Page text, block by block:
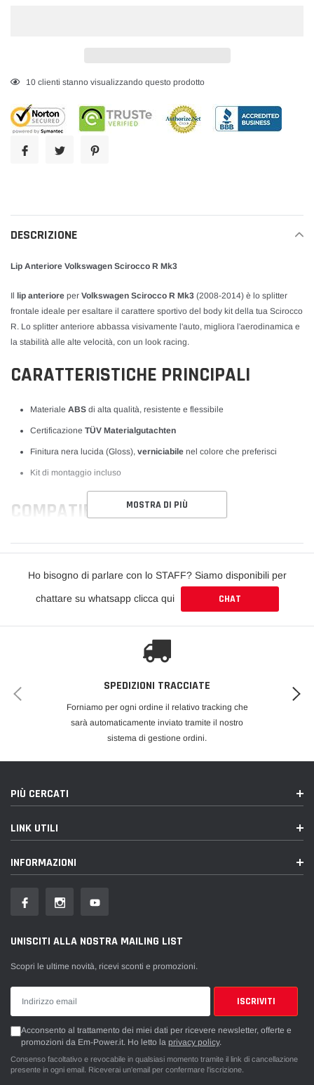
Inserimento
prodotto
nel
10 clienti stanno visualizzando questo prodotto
DESCRIZIONE
Lip Anteriore Volkswagen Scirocco R Mk3
Il lip anteriore per Volkswagen Scirocco R Mk3 (2008-2014) è lo splitter
frontale ideale per esaltare il carattere sportivo del body kit della tua Scirocco
R. Lo splitter anteriore abbassa visivamente l'auto, migliora l'aerodinamica e
la stabilità alle alte velocità, con un look racing.
CARATTERISTICHE PRINCIPALI
Materiale ABS di alta qualità, resistente e flessibile
Certificazione TÜV Materialgutachten
Finitura nera lucida (Gloss), verniciabile nel colore che preferisci
Kit di montaggio incluso
COMPATIBILITÀ
Volkswagen Scirocco R Mk3 (2008-2014)
DOMANDE FREQUENTI
componente, comprende viti, bulloni e biadesivo 3M. Consigliamo il
montaggio da parte di personale esperto.
Il prodotto è già verniciato?
Viene fornito in ABS nero lucido, pronto per il montaggio. Può essere
verniciato nel colore della carrozzeria.
SPEDIZIONE E PRODUZIONE
Prodotto realizzato su ordinazione: tempi di produzione circa 5/6 settimane
più spedizione. Spedizione inclusa nel prezzo.
MOSTRA DI PIÙ
Ho bisogno di parlare con lo STAFF? Siamo disponibili per
chattare su whatsapp clicca qui CHAT
SPEDIZIONI TRACCIATE
Forniamo per ogni ordine il relativo tracking che
sarà automaticamente inviato tramite il nostro
sistema di gestione ordini.
PIÙ CERCATI
LINK UTILI
INFORMAZIONI
UNISCITI ALLA NOSTRA MAILING LIST
Scopri le ultime novità, ricevi sconti e promozioni.
Acconsento al trattamento dei miei dati per ricevere newsletter, offerte e
promozioni da Em-Power.it. Ho letto la privacy policy.
Consenso facoltativo e revocabile in qualsiasi momento tramite il link di cancellazione
presente in ogni email. Riceverai un'email per confermare l'iscrizione.